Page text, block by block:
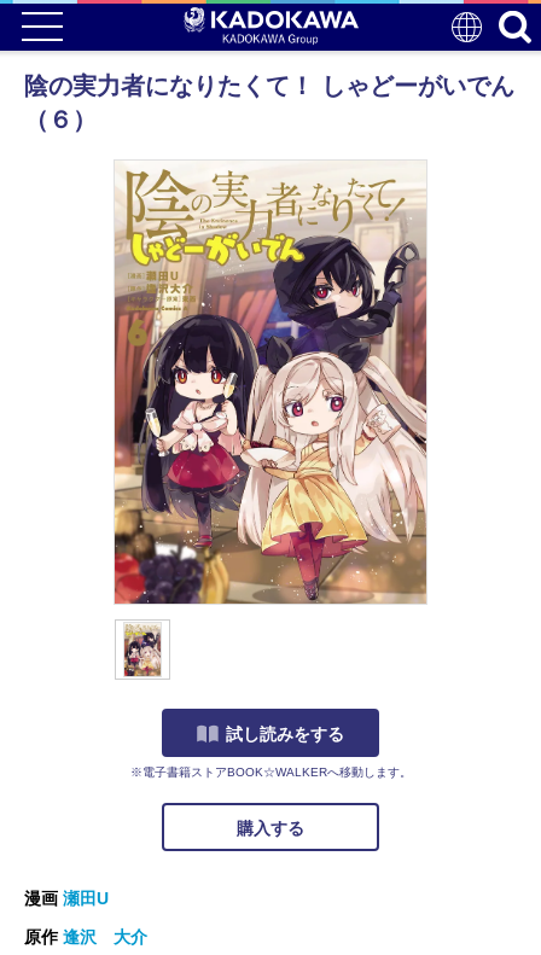
陰の実力者になりたくて！ しゃどーがいでん
（６）
試し読みをする
※電子書籍ストアBOOK☆WALKERへ移動します。
購入する
漫画 瀬田U
原作逢沢 大介